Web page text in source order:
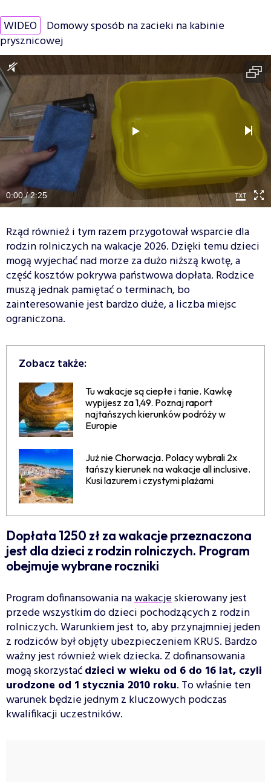
WIDEO Domowy sposób na zacieki na kabinie
prysznicowej
0:00 / 2:25
Rząd również i tym razem przygotował wsparcie dla
rodzin rolniczych na wakacje 2026. Dzięki temu dzieci
mogą wyjechać nad morze za dużo niższą kwotę, a
część kosztów pokrywa państwowa dopłata. Rodzice
muszą jednak pamiętać o terminach, bo
zainteresowanie jest bardzo duże, a liczba miejsc
ograniczona.
Zobacz także:
Tu wakacje są ciepłe i tanie. Kawkę
wypijesz za 1,49. Poznaj raport
najtańszych kierunków podróży w
Europie
Już nie Chorwacja. Polacy wybrali 2x
tańszy kierunek na wakacje all inclusive.
Kusi lazurem i czystymi plażami
Dopłata 1250 zł za wakacje przeznaczona
jest dla dzieci z rodzin rolniczych. Program
obejmuje wybrane roczniki
Program dofinansowania nawakacjeskierowany jest
przede wszystkim do dzieci pochodzących z rodzin
rolniczych. Warunkiem jest to, aby przynajmniej jeden
z rodziców był objęty ubezpieczeniem KRUS. Bardzo
ważny jest również wiek dziecka. Z dofinansowania
mogą skorzystaćdzieci w wieku od 6 do 16 lat, czyli
urodzone od 1 stycznia 2010 roku. To właśnie ten
warunek będzie jednym z kluczowych podczas
kwalifikacji uczestników.